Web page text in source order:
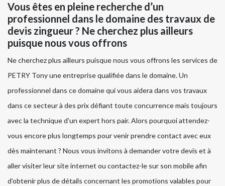
Vous êtes en pleine recherche d’un
professionnel dans le domaine des travaux de
devis zingueur ? Ne cherchez plus ailleurs
puisque nous vous offrons
Ne cherchez plus ailleurs puisque nous vous offrons les services de
PETRY Tony une entreprise qualifiée dans le domaine. Un
professionnel dans ce domaine qui vous aidera dans vos travaux
dans ce secteur à des prix défiant toute concurrence mais toujours
avec la technique d’un expert hors pair. Alors pourquoi attendez-
vous encore plus longtemps pour venir prendre contact avec eux
dès maintenant ? Nous vous invitons à demander votre devis et à
aller visiter leur site internet ou contactez-le sur son mobile afin
d’obtenir plus de détails concernant les promotions valables pour